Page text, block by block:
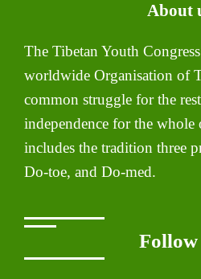
About
The Tibetan Youth
worldwide Organisation of
common struggle for the
independence for the
includes the tradition three
Do-toe, and Do-med.
Follow